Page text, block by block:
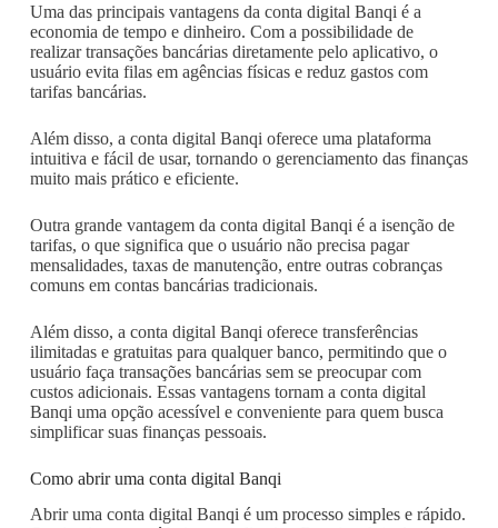
Uma das principais vantagens da conta digital Banqi é a
economia de tempo e dinheiro. Com a possibilidade de
realizar transações bancárias diretamente pelo aplicativo, o
usuário evita filas em agências físicas e reduz gastos com
tarifas bancárias.
Além disso, a conta digital Banqi oferece uma plataforma
intuitiva e fácil de usar, tornando o gerenciamento das finanças
muito mais prático e eficiente.
Outra grande vantagem da conta digital Banqi é a isenção de
tarifas, o que significa que o usuário não precisa pagar
mensalidades, taxas de manutenção, entre outras cobranças
comuns em contas bancárias tradicionais.
Além disso, a conta digital Banqi oferece transferências
ilimitadas e gratuitas para qualquer banco, permitindo que o
usuário faça transações bancárias sem se preocupar com
custos adicionais. Essas vantagens tornam a conta digital
Banqi uma opção acessível e conveniente para quem busca
simplificar suas finanças pessoais.
Como abrir uma conta digital Banqi
Abrir uma conta digital Banqi é um processo simples e rápido.